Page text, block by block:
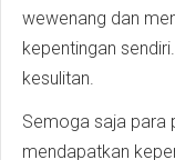
wewenang dan
kepentingan
kesulitan.
Semoga saja para
mendapatkan